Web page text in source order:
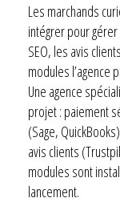
Les marchands
intégrer pour
SEO, les avis
modules l’agence
Une agence
projet : paiement
(Sage,
avis clients
modules sont
lancement.